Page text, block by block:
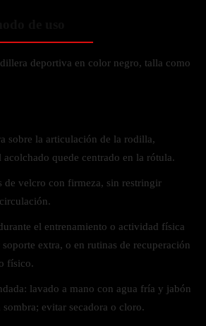
deportiva en color negro, talla como
sobre la articulación de la rodilla,
acolchado quede centrado en la rótula.
de velcro con firmeza, sin restringir
el entrenamiento o actividad física
extra, o en rutinas de recuperación
físico.
lavado a mano con agua fría y jabón
sombra; evitar secadora o cloro.